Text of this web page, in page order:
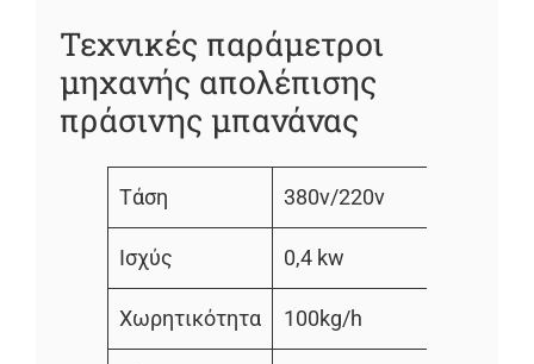
Τεχνικές παράμετροι
μηχανής απολέπισης
πράσινης μπανάνας
Τάση 380v/220v
Ισχύς 0,4 kw
Χωρητικότητα 100kg/h